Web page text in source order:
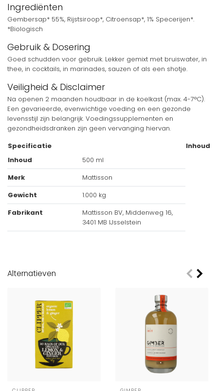
Ingrediënten
Gembersap* 55%, Rijstsiroop*, Citroensap*, 1% Specerijen*.
*Biologisch
Gebruik & Dosering
Goed schudden voor gebruik. Lekker gemixt met bruiswater, in
thee, in cocktails, in marinades, sauzen of als een shotje.
Veiligheid & Disclaimer
Na openen 2 maanden houdbaar in de koelkast (max. 4-7°C).
Een gevarieerde, evenwichtige voeding en een gezonde
levensstijl zijn belangrijk. Voedingssupplementen en
gezondheidsdranken zijn geen vervanging hiervan.
Specificatie
Inhoud
Inhoud
500 ml
Merk
Mattisson
Gewicht
1.000 kg
Fabrikant
Mattisson BV, Middenweg 16,
3401 MB IJsselstein
Alternatieven